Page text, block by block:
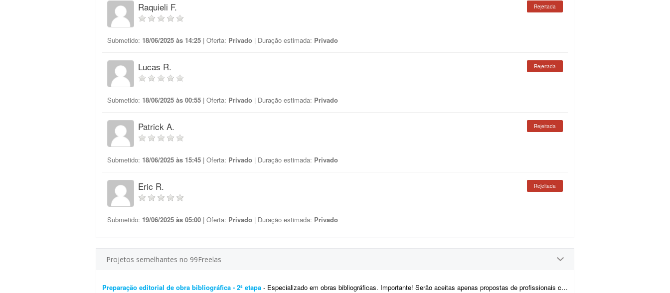
Raquieli F. Rejeitada
Submetido: 18/06/2025 às 14:25 | Oferta: Privado | Duração estimada: Privado
Lucas R. Rejeitada
Submetido: 18/06/2025 às 00:55 | Oferta: Privado | Duração estimada: Privado
Patrick A. Rejeitada
Submetido: 18/06/2025 às 15:45 | Oferta: Privado | Duração estimada: Privado
Eric R. Rejeitada
Submetido: 19/06/2025 às 05:00 | Oferta: Privado | Duração estimada: Privado
Projetos semelhantes no 99Freelas
Preparação editorial de obra bibliográfica - 2ª etapa - Especializado em obras bibliográficas. Importante! Serão aceitas apenas propostas de profissionais com formação ou experiência comprovada em preparaç&atil...